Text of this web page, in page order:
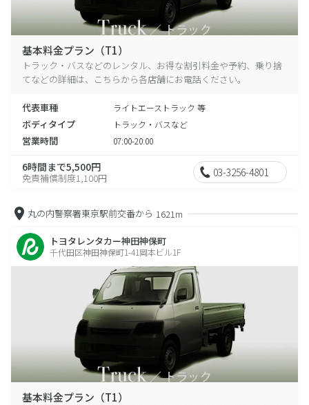
基本料金プラン（T1）
トラック・バスなどのレンタル、お得な割引料金や予約、乗り捨
てなどの詳細は、こちらから各店舗にお電話ください。
代表車種 ライトエーストラック 等
ボディタイプ トラック・バスなど
営業時間 07:00-20:00
6時間まで5,500円
免責補償制度1,100円 03-3256-4801
丸の内警察署東京駅前交番から 1621m
トヨタレンタカー神田神保町
千代田区神田神保町1-41岡本ビル1F
基本料金プラン（T1）